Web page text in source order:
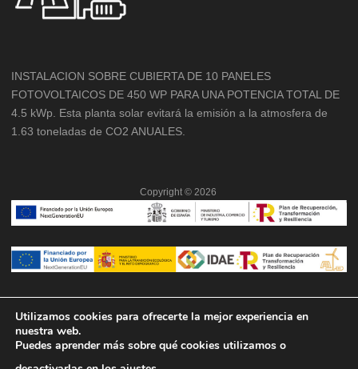
INSTALACION SOBRE CUBIERTA DE 10 PANELES
FOTOVOLTAICOS DE 450 WP PARA UNA POTENCIA TOTAL DE
4.5 kWp. Esta planta solar evitará la emisión a la atmosfera de
1.63 toneladas de CO2 ANUALES.
Copyright © 2026
Utilizamos cookies para ofrecerte la mejor experiencia en
nuestra web.
Puedes aprender más sobre qué cookies utilizamos o